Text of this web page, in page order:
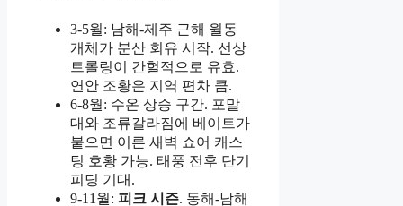
3-5월: 남해-제주 근해 월동
개체가 분산 회유 시작. 선상
트롤링이 간헐적으로 유효.
연안 조황은 지역 편차 큼.
6-8월: 수온 상승 구간. 포말
대와 조류갈라짐에 베이트가
붙으면 이른 새벽 쇼어 캐스
팅 호황 가능. 태풍 전후 단기
피딩 기대.
9-11월: 피크 시즌. 동해-남해